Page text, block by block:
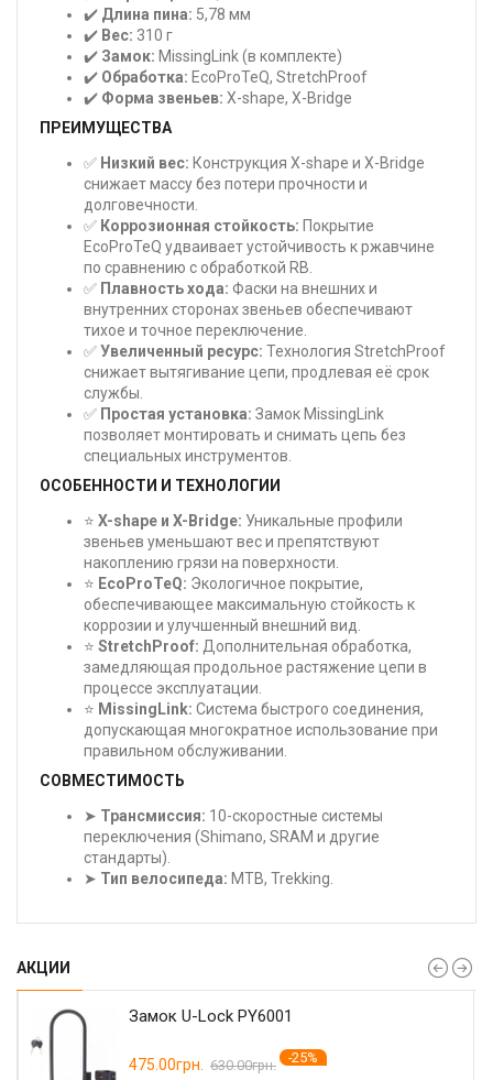
✔️ Длина пина: 5,78 мм
✔️ Вес: 310 г
✔️ Замок: MissingLink (в комплекте)
✔️ Обработка: EcoProTeQ, StretchProof
✔️ Форма звеньев: X-shape, X-Bridge
ПРЕИМУЩЕСТВА
✅ Низкий вес: Конструкция X-shape и X-Bridge
снижает массу без потери прочности и
долговечности.
✅ Коррозионная стойкость: Покрытие
EcoProTeQ удваивает устойчивость к ржавчине
по сравнению с обработкой RB.
✅ Плавность хода: Фаски на внешних и
внутренних сторонах звеньев обеспечивают
тихое и точное переключение.
✅Увеличенный ресурс: Технология StretchProof
снижает вытягивание цепи, продлевая её срок
службы.
✅ Простая установка: Замок MissingLink
позволяет монтировать и снимать цепь без
специальных инструментов.
ОСОБЕННОСТИ И ТЕХНОЛОГИИ
⭐ X-shape и X-Bridge: Уникальные профили
звеньев уменьшают вес и препятствуют
накоплению грязи на поверхности.
⭐ EcoProTeQ: Экологичное покрытие,
обеспечивающее максимальную стойкость к
коррозии и улучшенный внешний вид.
⭐ StretchProof: Дополнительная обработка,
замедляющая продольное растяжение цепи в
процессе эксплуатации.
⭐ MissingLink: Система быстрого соединения,
допускающая многократное использование при
правильном обслуживании.
СОВМЕСТИМОСТЬ
➤ Трансмиссия: 10-скоростные системы
переключения (Shimano, SRAM и другие
стандарты).
➤ Тип велосипеда: MTB, Trekking.
АКЦИИ
Замок U-Lock PY6001
475.00грн. 630.00грн. -25%